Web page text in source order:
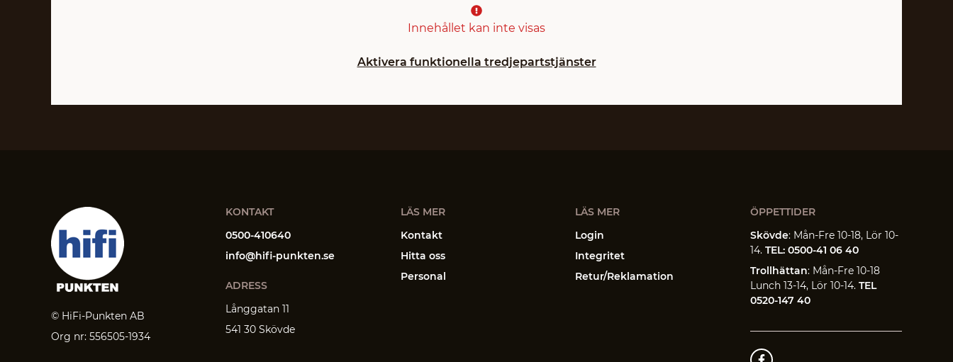
Innehållet kan inte visas
Aktivera funktionella tredjepartstjänster
© HiFi-Punkten AB
Org nr: 556505-1934
KONTAKT
0500-410640
info@hifi-punkten.se
ADRESS
Långgatan 11
541 30 Skövde
LÄS MER
Kontakt
Hitta oss
Personal
LÄS MER
Login
Integritet
Retur/Reklamation
ÖPPETTIDER
Skövde: Mån-Fre 10-18, Lör 10-
14.TEL: 0500-41 06 40
Trollhättan: Mån-Fre 10-18
Lunch 13-14, Lör 10-14.TEL
0520-147 40